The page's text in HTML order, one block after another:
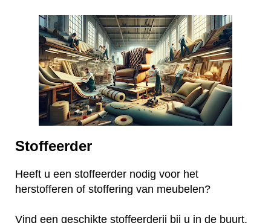
Stoffeerder
Heeft u een stoffeerder nodig voor het
herstofferen of stoffering van meubelen?
Vind een geschikte stoffeerderij bij u in de buurt.